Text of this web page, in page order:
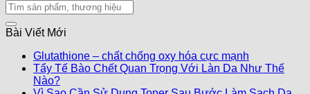
Bài Viết Mới
Glutathione – chất chống oxy hóa cực mạnh
Tẩy Tế Bào Chết Quan Trọng Với Làn Da Như Thế
Nào?